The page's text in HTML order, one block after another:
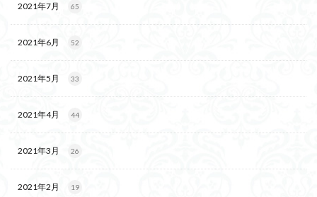
2021年7月 65
2021年6月 52
2021年5月 33
2021年4月 44
2021年3月 26
2021年2月 19